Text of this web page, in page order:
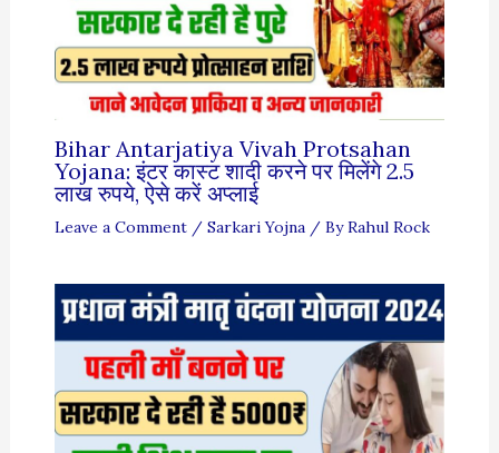
Bihar Antarjatiya Vivah Protsahan
Yojana: इंटर कास्ट शादी करने पर मिलेंगे 2.5
लाख रुपये, ऐसे करें अप्लाई
Leave a Comment / Sarkari Yojna/ ByRahul Rock